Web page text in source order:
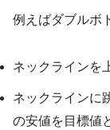
例えばダブルボ
ネックラインを
ネックラインに
の安値を目標値